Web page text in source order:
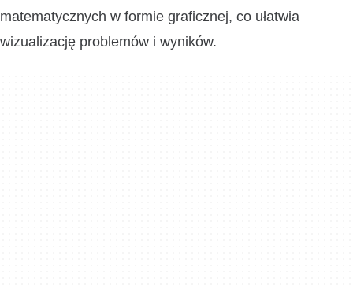
matematycznych w formie graficznej, co ułatwia
wizualizację problemów i wyników.